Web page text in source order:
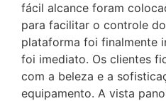
fácil alcance foram
para facilitar o controle
plataforma foi finalmente
foi imediato. Os clientes
com a beleza e a
equipamento. A vista